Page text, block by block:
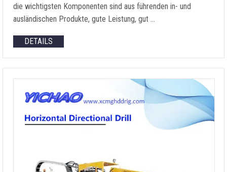
die wichtigsten Komponenten sind aus führenden in- und
ausländischen Produkte, gute Leistung, gut …
DETAILS